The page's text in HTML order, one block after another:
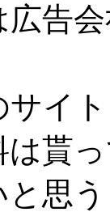
告
イ
貰
思